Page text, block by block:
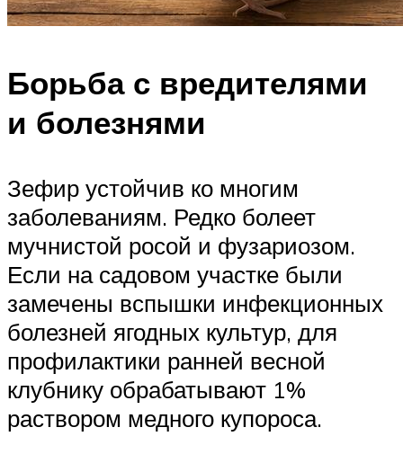
Борьба с вредителями
и болезнями
Зефир устойчив ко многим
заболеваниям. Редко болеет
мучнистой росой и фузариозом.
Если на садовом участке были
замечены вспышки инфекционных
болезней ягодных культур, для
профилактики ранней весной
клубнику обрабатывают 1%
раствором медного купороса.